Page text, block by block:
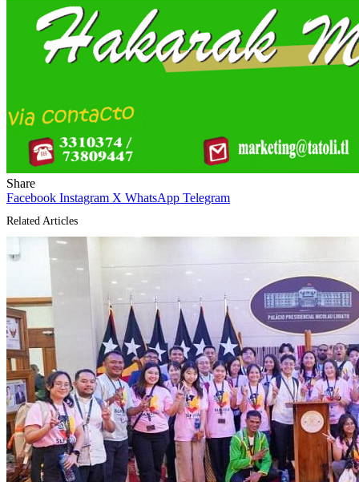
Share
Facebook Instagram X WhatsApp Telegram
Related Articles